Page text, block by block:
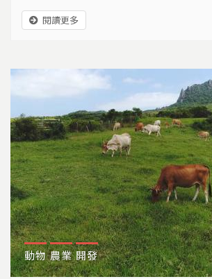
愛。你有沒有想過，餐桌上的牛肉是從
樣的品種？台灣的肉牛產業，又正在產
閱讀更多
動物 農業 開發